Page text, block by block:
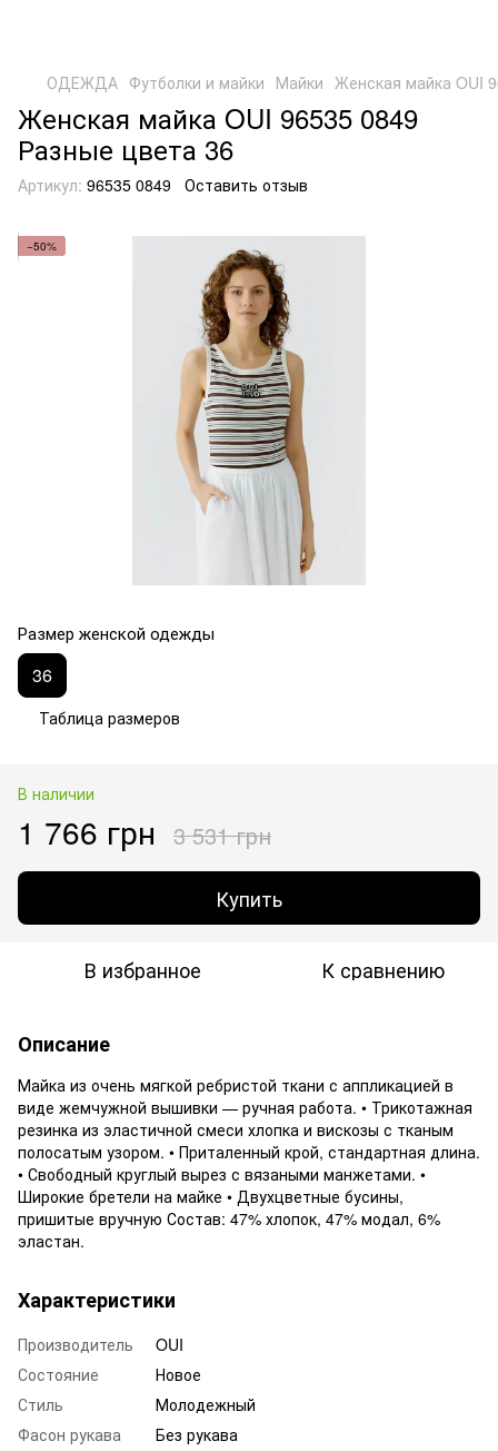
ОДЕЖДА Футболки и майки Майки Женская майка OUI
Женская майка OUI 96535 0849
Разные цвета 36
Артикул: 96535 0849 Оставить отзыв
−50%
Размер женской одежды
36
Таблица размеров
В наличии
1 766 грн 3 531 грн
Купить
В избранное К сравнению
Описание
Майка из очень мягкой ребристой ткани с аппликацией в
виде жемчужной вышивки — ручная работа. • Трикотажная
резинка из эластичной смеси хлопка и вискозы с тканым
полосатым узором. • Приталенный крой, стандартная длина.
• Свободный круглый вырез с вязаными манжетами. •
Широкие бретели на майке • Двухцветные бусины,
пришитые вручную Состав: 47% хлопок, 47% модал, 6%
эластан.
Характеристики
Производитель
OUI
Состояние
Новое
Стиль
Молодежный
Фасон рукава
Без рукава